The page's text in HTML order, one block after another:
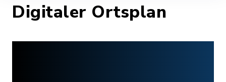
Digitaler Ortsplan